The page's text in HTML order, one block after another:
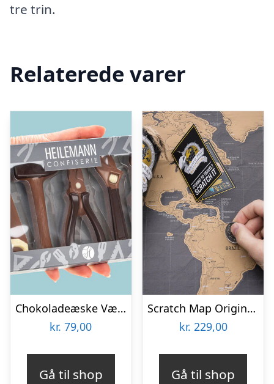
tre trin.
Relaterede varer
Chokoladeæske Værktøj
kr. 79,00
Gå til shop
Scratch Map Original Deluxe
kr. 229,00
Gå til shop